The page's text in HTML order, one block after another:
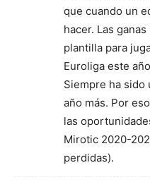
que cuando un
hacer. Las
plantilla para
Euroliga este
Siempre ha sido
año más. Por
las
Mirotic 2020-
perdidas).